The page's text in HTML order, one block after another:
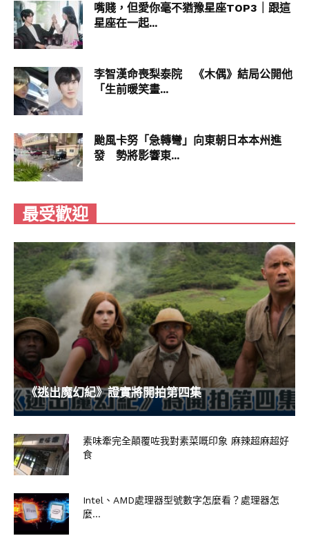
除了誘人的美食，壽司郎更是社群話題的霸主。
2021年推出「愛的迴鮭，尋人啟事」活動，凡姓名
有機會全場免費，引發超過300人為此改名，成為
台灣行銷史上的經典一幕；在聯名合作上同樣戰績
輝煌，曾與《SPY×FAMILY 間諜家家酒》、《貓
氣IP推出主題餐點與活動，屢屢掀起話題。
今年8月18日至9月14日，壽司郎攜手超人氣動畫
憶壽司巡禮」。四款期間限定餐點，將角色的情感
化作一口口的美味，更能獲得專屬角色插卡，全台
限量、送完為止。周邊寶物分波段登場，盲袋壓克
力立牌、旅行冷水瓶、盲袋大貼紙，每一款都是粉
絲必收的珍藏。還有金句分享與社群抽獎活動，驚
喜不斷！想一邊品嚐「記憶中欣梅爾吃的蛋包飯握
壽司」，一邊握著芙莉蓮旅行冷水瓶，陪她踏上冒
險之旅嗎？限量是殘酷的，錯過就什麼都沒有，立
刻集結出發吧！
嘴賤，但愛你毫不猶豫星座TOP3｜跟這
星座在一起...
李智漢命喪梨泰院 《木偶》結局公開他
「生前暖笑畫...
颱風卡努「急轉彎」向東朝日本本州進
發 勢將影響東...
最受歡迎
《逃出魔幻紀》證實將開拍第四集
素味牽完全顛覆咗我對素菜嘅印象 麻辣超麻超好
食
Intel、AMD處理器型號數字怎麼看？處理器怎
麼...